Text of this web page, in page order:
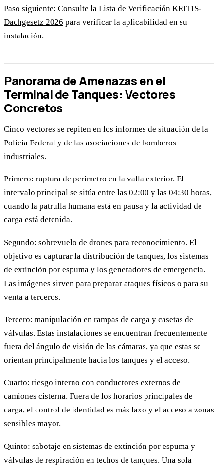
Paso siguiente: Consulte la Lista de Verificación KRITIS-
Dachgesetz 2026 para verificar la aplicabilidad en su
instalación.
Panorama de Amenazas en el
Terminal de Tanques: Vectores
Concretos
Cinco vectores se repiten en los informes de situación de la
Policía Federal y de las asociaciones de bomberos
industriales.
Primero: ruptura de perímetro en la valla exterior. El
intervalo principal se sitúa entre las 02:00 y las 04:30 horas,
cuando la patrulla humana está en pausa y la actividad de
carga está detenida.
Segundo: sobrevuelo de drones para reconocimiento. El
objetivo es capturar la distribución de tanques, los sistemas
de extinción por espuma y los generadores de emergencia.
Las imágenes sirven para preparar ataques físicos o para su
venta a terceros.
Tercero: manipulación en rampas de carga y casetas de
válvulas. Estas instalaciones se encuentran frecuentemente
fuera del ángulo de visión de las cámaras, ya que estas se
orientan principalmente hacia los tanques y el acceso.
Cuarto: riesgo interno con conductores externos de
camiones cisterna. Fuera de los horarios principales de
carga, el control de identidad es más laxo y el acceso a zonas
sensibles mayor.
Quinto: sabotaje en sistemas de extinción por espuma y
válvulas de respiración en techos de tanques. Una sola